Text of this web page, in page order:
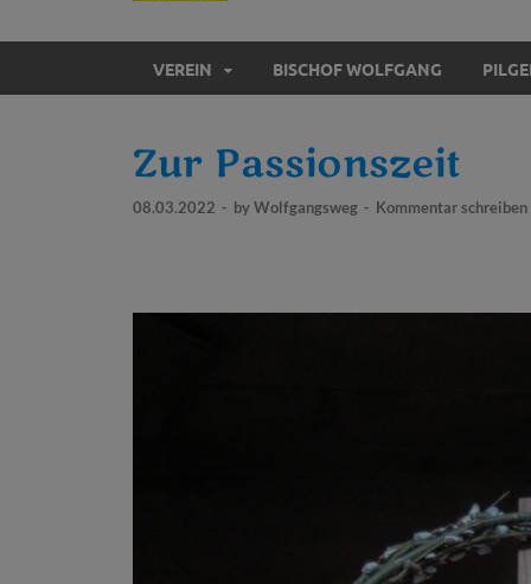
VEREIN BISCHOF WOLFGANG
Zur Passionszeit
08.03.2022 - byWolfgangsweg - Kommentar schreiben